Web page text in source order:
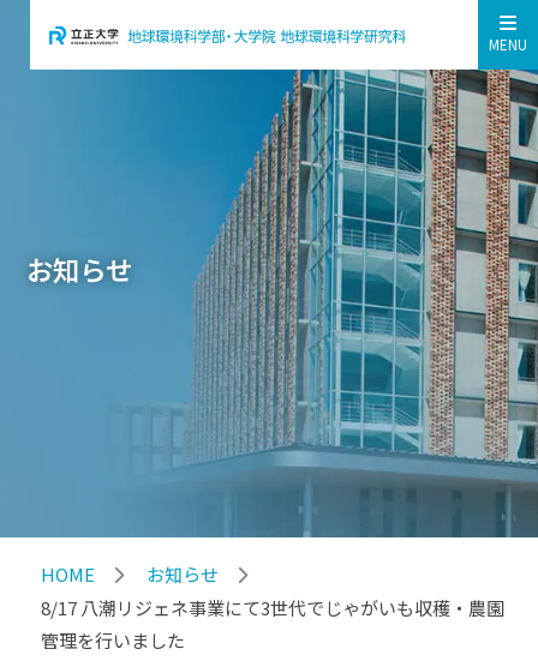
MENU
お知らせ
HOME
お知らせ
8/17 八潮リジェネ事業にて3世代でじゃがいも収穫・農園
管理を行いました